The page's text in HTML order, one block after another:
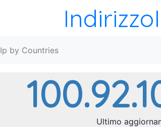
Ip by Countries
Ultimo